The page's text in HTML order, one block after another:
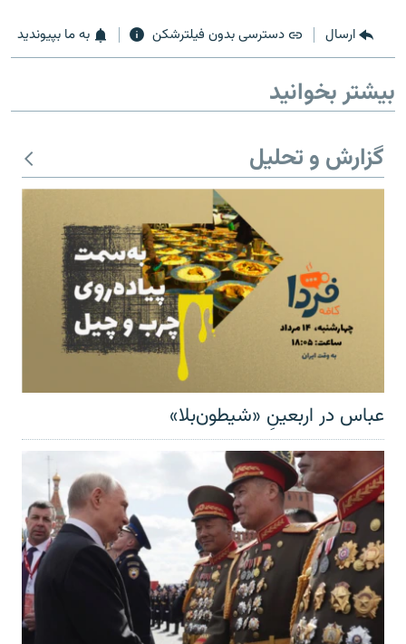
زبان‌های دیگر
ارسال دسترسی بدون فیلترشکن به ما بپیوندید
بیشتر بخوانید
گزارش و تحلیل
عباس در اربعینِ «شیطون‌بلا»